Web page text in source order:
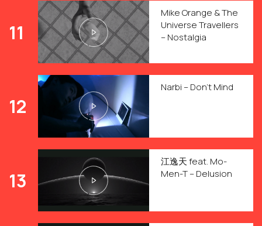
11
Mike Orange & The
Universe Travellers
– Nostalgia
12
Narbi – Don’t Mind
13
江逸天 feat. Mo-
Men-T – Delusion